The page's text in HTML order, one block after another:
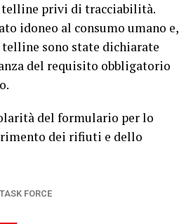
telline privi di tracciabilità.
idoneo al consumo umano e,
telline sono state dichiarate
del requisito obbligatorio
del formulario per lo
dei rifiuti e dello
TASK FORCE